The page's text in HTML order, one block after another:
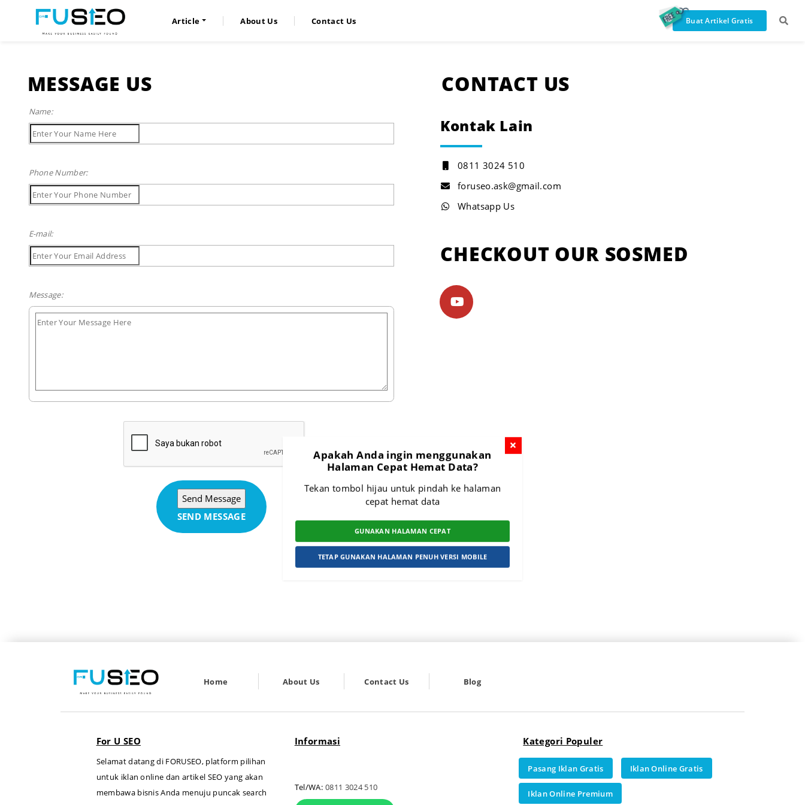
Apakah Anda ingin menggunakan
Halaman Cepat Hemat Data?
Tekan tombol hijau untuk pindah ke halaman
cepat hemat data
GUNAKAN HALAMAN CEPAT
TETAP GUNAKAN HALAMAN PENUH VERSI MOBILE
Article About Us Contact Us Buat Artikel Gratis
MESSAGE US
Name:
Phone Number:
E-mail:
Message:
SEND MESSAGE
CONTACT US
Kontak Lain
0811 3024 510
foruseo.ask@gmail.com
Whatsapp Us
CHECKOUT OUR SOSMED
Home About Us Contact Us Blog
For U SEO
Selamat datang di FORUSEO, platform pilihan
untuk iklan online dan artikel SEO yang akan
membawa bisnis Anda menuju puncak search
Informasi
Tel/WA: 0811 3024 510
Kategori Populer
Pasang Iklan Gratis Iklan Online Gratis
Iklan Online Premium